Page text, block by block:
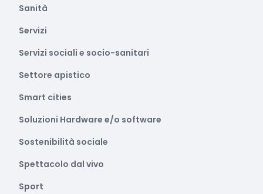
Sanità
Servizi
Servizi sociali e socio-sanitari
Settore apistico
Smart cities
Soluzioni Hardware e/o software
Sostenibilità sociale
Spettacolo dal vivo
Sport